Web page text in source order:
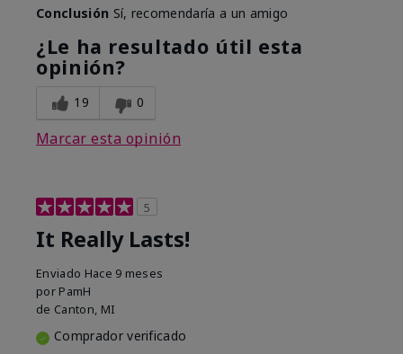
Conclusión Sí, recomendaría a un amigo
¿Le ha resultado útil esta
opinión?
19 0
Marcar esta opinión
5
It Really Lasts!
Enviado Hace 9 meses
por PamH
de Canton, MI
Comprador verificado